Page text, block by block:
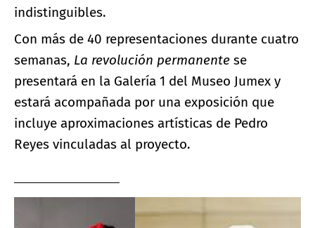
indistinguibles.
Con más de 40 representaciones durante cuatro
semanas, La revolución permanente se
presentará en la Galería 1 del Museo Jumex y
estará acompañada por una exposición que
incluye aproximaciones artísticas de Pedro
Reyes vinculadas al proyecto.